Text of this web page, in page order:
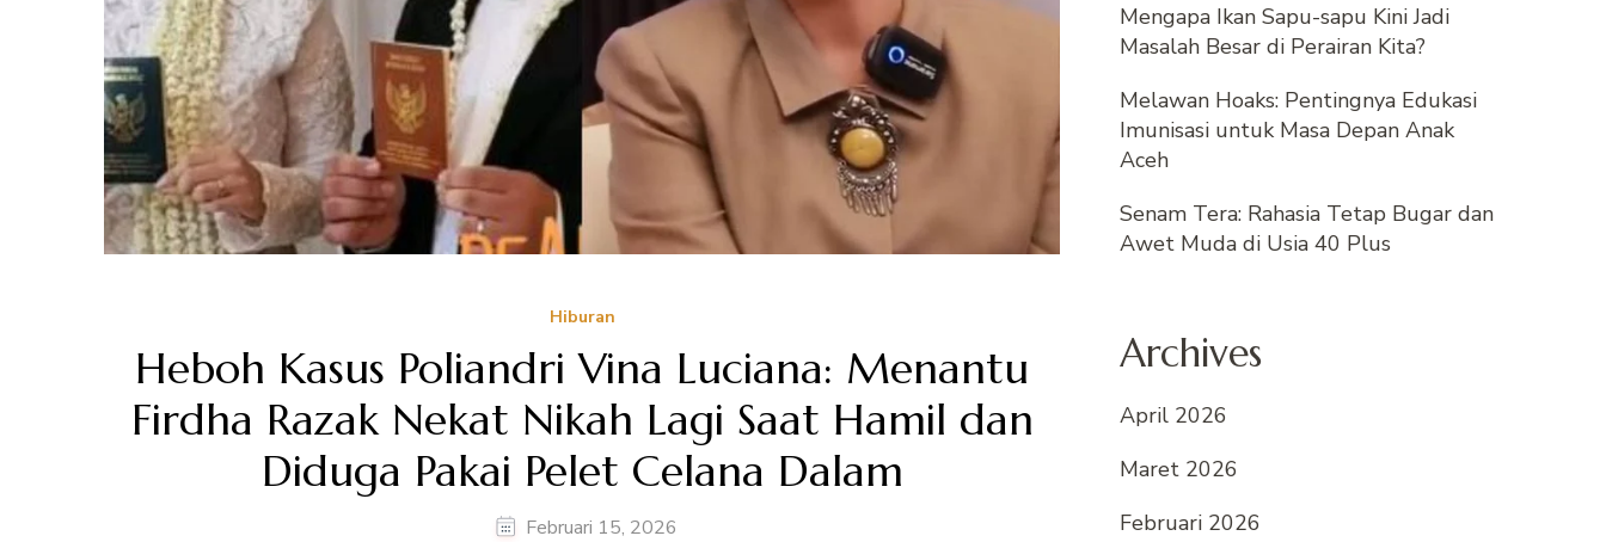
Hiburan
Heboh Kasus Poliandri Vina Luciana: Menantu
Firdha Razak Nekat Nikah Lagi Saat Hamil dan
Diduga Pakai Pelet Celana Dalam
Februari 15, 2026
Mengapa Ikan Sapu-sapu Kini Jadi
Masalah Besar di Perairan Kita?
Melawan Hoaks: Pentingnya Edukasi
Imunisasi untuk Masa Depan Anak
Aceh
Senam Tera: Rahasia Tetap Bugar dan
Awet Muda di Usia 40 Plus
Archives
April 2026
Maret 2026
Februari 2026